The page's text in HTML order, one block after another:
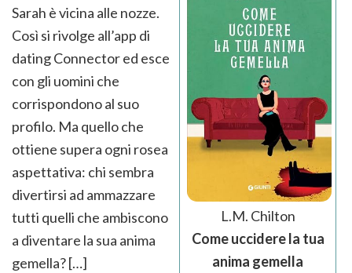
L.M. Chilton
Come uccidere la tua
anima gemella
Sarah è vicina alle nozze.
Così si rivolge all’app di
dating Connector ed esce
con gli uomini che
corrispondono al suo
profilo. Ma quello che
ottiene supera ogni rosea
aspettativa: chi sembra
divertirsi ad ammazzare
tutti quelli che ambiscono
a diventare la sua anima
gemella? […]